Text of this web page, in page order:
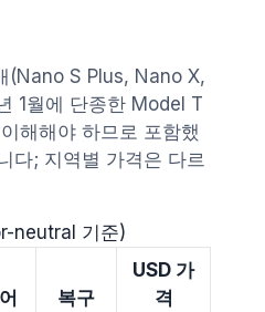
(Nano S Plus, Nano X,
1월에 단종한 Model T
해해야 하므로 포함했
다; 지역별 가격은 다르
neutral 기준)
복구
USD 가
격